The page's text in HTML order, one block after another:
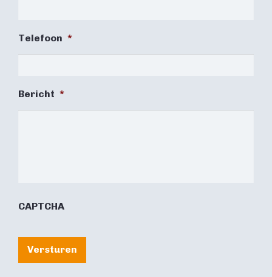
Telefoon *
Bericht *
CAPTCHA
Versturen